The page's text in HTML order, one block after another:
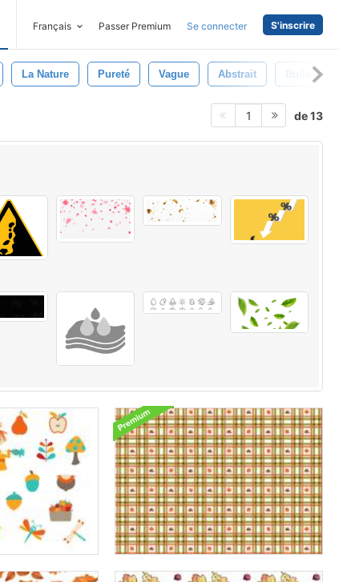
Français Passer Premium Se connecter S'inscrire
La Nature Pureté Vague Abstrait
1 de 13